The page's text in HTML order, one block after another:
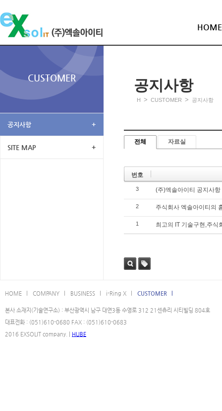
HOME
CUSTOMER
공지사항 +
SITE MAP +
공지사항
H > CUSTOMER > 공지사항
전체 자료실
번호
3 (주)엑솔아이티 공지사
2 주식회사 엑솔아이티의
1 최고의 IT 기술구현,주식
HOME l COMPANY l BUSINESS l i-Ring X l CUSTOMER l
본사 소재지(기술연구소) : 부산광역시 남구 대연3동 수영로 312 21센츄리 시티빌딩 804호
대표전화 : (051)610-0680 FAX : (051)610-0683
2016 EXSOLIT company. | HUBE